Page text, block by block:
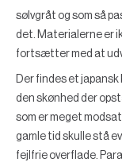
sølvgråt og som så
det. Materialerne er
fortsætter med at
Der findes et
den skønhed der
som er meget
gamle tid skulle stå
fejlfrie overflade.